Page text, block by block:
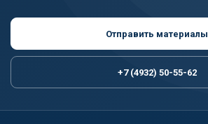
Отправить материалы
+7 (4932) 50-55-62